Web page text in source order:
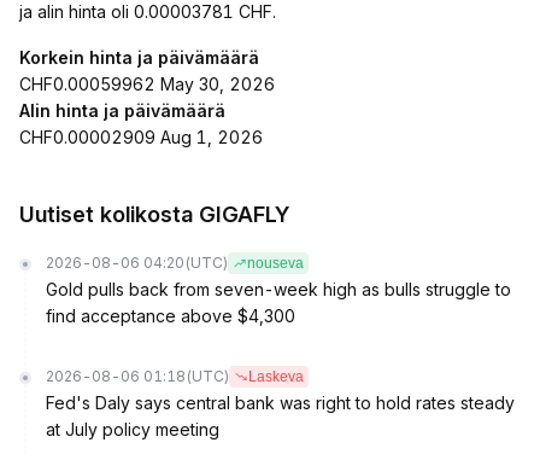
ja alin hinta oli 0.00003781 CHF.
Korkein hinta ja päivämäärä
CHF0.00059962 May 30, 2026
Alin hinta ja päivämäärä
CHF0.00002909 Aug 1, 2026
Uutiset kolikosta GIGAFLY
2026-08-06 04:20 (UTC) nouseva
Gold pulls back from seven-week high as bulls struggle to
find acceptance above $4,300
2026-08-06 01:18 (UTC) Laskeva
Fed's Daly says central bank was right to hold rates steady
at July policy meeting